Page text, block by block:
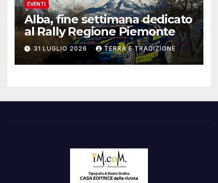
EVENTI
Alba, fine settimana dedicato
al Rally Regione Piemonte
31 LUGLIO 2026 TERRA E TRADIZIONE